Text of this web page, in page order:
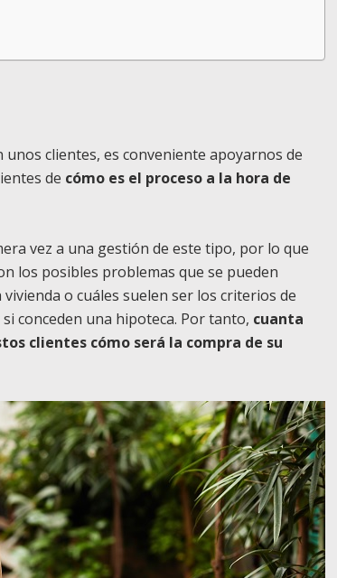
clientes, es conveniente apoyarnos de
de cómo es el proceso a la hora de
vez a una gestión de este tipo, por lo que
los posibles problemas que se pueden
o cuáles suelen ser los criterios de
conceden una hipoteca. Por tanto, cuanta
clientes cómo será la compra de su